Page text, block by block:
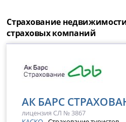
Страхование
страховых компаний
АК БАРС
лицензия СЛ № 3867